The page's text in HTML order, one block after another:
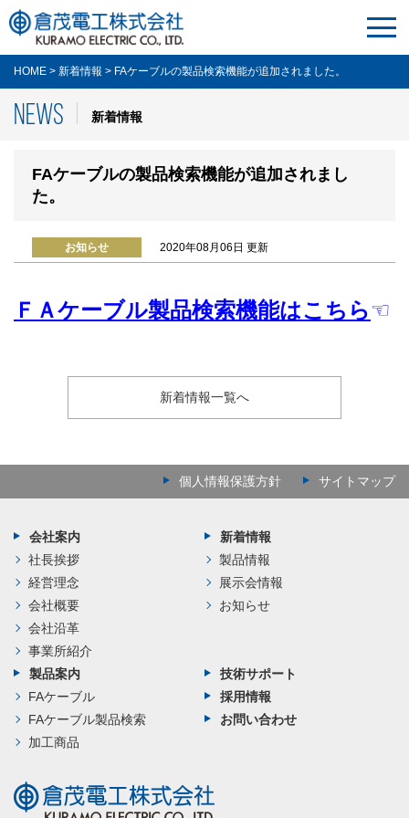
HOME > 新着情報 > FAケーブルの製品検索機能が追加されました。
NEWS 新着情報
FAケーブルの製品検索機能が追加されまし
た。
お知らせ 2020年08月06日 更新
ＦＡケーブル製品検索機能はこちら☜
新着情報一覧へ
個人情報保護方針 サイトマップ
会社案内
社長挨拶
経営理念
会社概要
会社沿革
事業所紹介
新着情報
製品情報
展示会情報
お知らせ
製品案内
FAケーブル
FAケーブル製品検索
加工商品
技術サポート
採用情報
お問い合わせ